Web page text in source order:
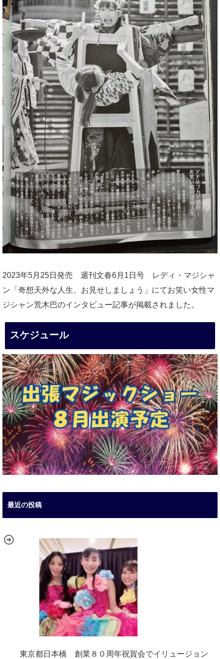
2023年5月25日発売 週刊文春6月1日号 レディ・マジシャ
ン「奇想天外な人生、お見せしましょう」にてお笑い女性マ
ジシャン荒木巴のインタビュー記事が掲載されました。
スケジュール
最近の投稿
東京都日本橋 創業８０周年祝賀会でイリュージョン